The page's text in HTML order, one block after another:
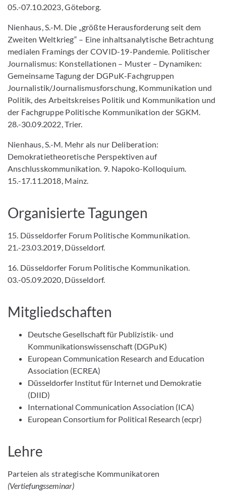
05.-07.10.2023, Göteborg.
Nienhaus, S.-M. Die „größte Herausforderung seit dem
Zweiten Weltkrieg“ – Eine inhaltsanalytische Betrachtung
medialen Framings der COVID-19-Pandemie. Politischer
Journalismus: Konstellationen – Muster – Dynamiken:
Gemeinsame Tagung der DGPuK-Fachgruppen
Journalistik/Journalismusforschung, Kommunikation und
Politik, des Arbeitskreises Politik und Kommunikation und
der Fachgruppe Politische Kommunikation der SGKM.
28.-30.09.2022, Trier.
Nienhaus, S.-M. Mehr als nur Deliberation:
Demokratietheoretische Perspektiven auf
Anschlusskommunikation. 9. Napoko-Kolloquium.
15.-17.11.2018, Mainz.
Organisierte Tagungen
15. Düsseldorfer Forum Politische Kommunikation.
21.-23.03.2019, Düsseldorf.
16. Düsseldorfer Forum Politische Kommunikation.
03.-05.09.2020, Düsseldorf.
Mitgliedschaften
Deutsche Gesellschaft für Publizistik- und
Kommunikationswissenschaft (DGPuK)
European Communication Research and Education
Association (ECREA)
Düsseldorfer Institut für Internet und Demokratie
(DIID)
International Communication Association (ICA)
European Consortium for Political Research (ecpr)
Lehre
Parteien als strategische Kommunikatoren
(Vertiefungsseminar)